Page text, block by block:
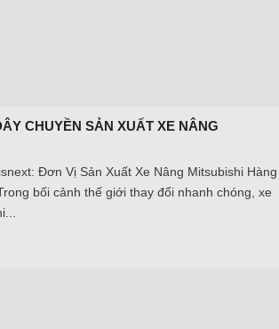
CHUYỀN SẢN XUẤT XE NÂNG
Đơn Vị Sản Xuất Xe Nâng Mitsubishi Hàng
bối cảnh thế giới thay đổi nhanh chóng, xe